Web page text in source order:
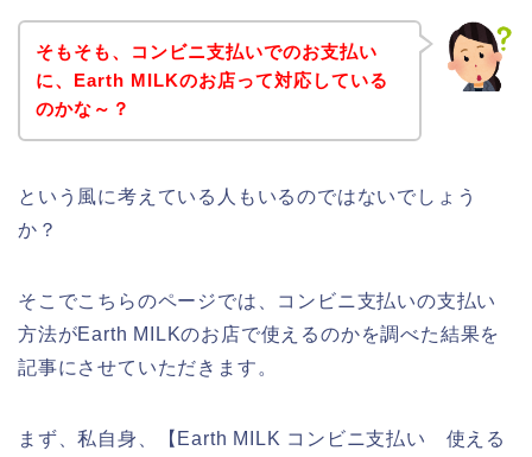
そもそも、コンビニ支払いでのお支払い
に、Earth MILKのお店って対応している
のかな～？
という風に考えている人もいるのではないでしょう
か？
そこでこちらのページでは、コンビニ支払いの支払い
方法がEarth MILKのお店で使えるのかを調べた結果を
記事にさせていただきます。
まず、私自身、【Earth MILK コンビニ支払い 使える